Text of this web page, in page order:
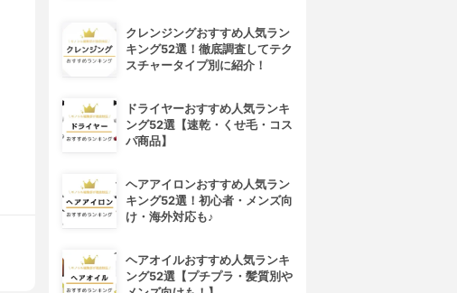
クレンジングおすすめ人気ラン
キング52選！徹底調査してテク
スチャータイプ別に紹介！
ドライヤーおすすめ人気ランキ
ング52選【速乾・くせ毛・コス
パ商品】
ヘアアイロンおすすめ人気ラン
キング52選！初心者・メンズ向
け・海外対応も♪
ヘアオイルおすすめ人気ランキ
ング52選【プチプラ・髪質別や